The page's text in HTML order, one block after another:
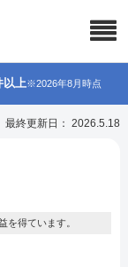
以上※2026年8月時点
最終更新日： 2026.5.18
得ています。